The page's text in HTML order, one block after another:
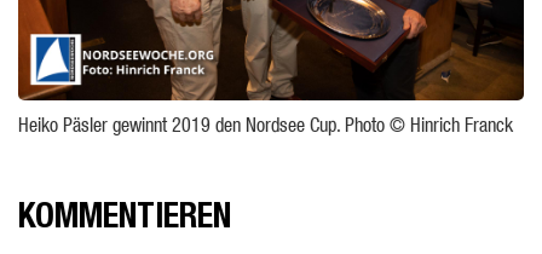
Heiko Päsler gewinnt 2019 den Nordsee Cup. Photo © Hinrich Franck
KOMMENTIEREN